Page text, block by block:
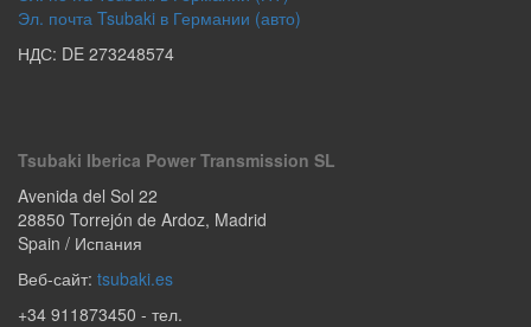
Эл. почта Tsubaki в Германии (авто)
НДС: DE 273248574
Tsubaki Iberica Power Transmission SL
Avenida del Sol 22
28850 Torrejón de Ardoz, Madrid
Spain / Испания
Веб-сайт: tsubaki.es
+34 911873450 - тел.